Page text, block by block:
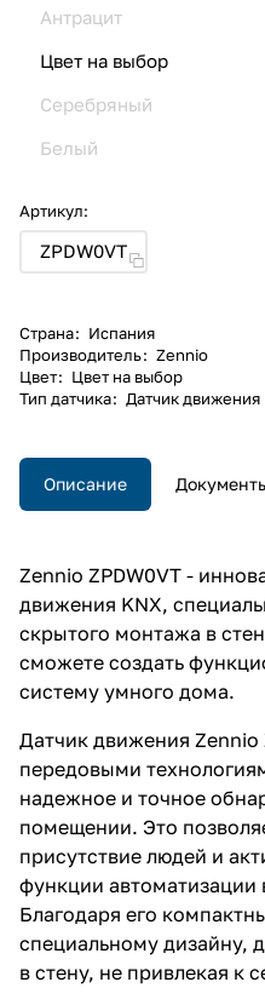
Цвет на выбор
Антрацит
Серебряный
Белый
Артикул:
ZPDW0VT
Страна: Испания
Производитель: Zennio
Цвет: Цвет на выбор
Тип датчика: Датчик движения
Описание
Zennio ZPDW0VT -
движения KNX,
скрытого монтажа в
сможете создать
систему умного дома.
Датчик движения Zennio
передовыми
надежное и точное
помещении. Это
присутствие людей и
функции
Благодаря его
специальному дизайну,
в стену, не привлекая к